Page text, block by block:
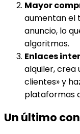
Mayor
aumentan el
anuncio, lo
algoritmos.
Enlaces
alquiler, crea
clientes» y
plataformas
Un último